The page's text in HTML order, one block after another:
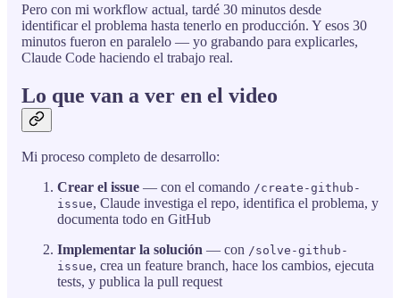
Pero con mi workflow actual, tardé 30 minutos desde
identificar el problema hasta tenerlo en producción. Y esos 30
minutos fueron en paralelo — yo grabando para explicarles,
Claude Code haciendo el trabajo real.
Lo que van a ver en el video
Mi proceso completo de desarrollo:
Crear el issue — con el comando /create-github-
issue, Claude investiga el repo, identifica el problema, y
documenta todo en GitHub
Implementar la solución — con /solve-github-
issue, crea un feature branch, hace los cambios, ejecuta
tests, y publica la pull request